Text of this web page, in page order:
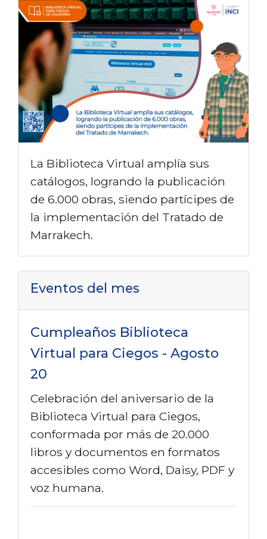
n
c
i
p
a
l
La Biblioteca Virtual amplía sus
catálogos, logrando la publicación
de 6.000 obras, siendo partícipes de
la implementación del Tratado de
Marrakech.
Eventos del mes
Cumpleaños Biblioteca
Virtual para Ciegos - Agosto
20
Celebración del aniversario de la
Biblioteca Virtual para Ciegos,
conformada por más de 20.000
libros y documentos en formatos
accesibles como Word, Daisy, PDF y
voz humana.